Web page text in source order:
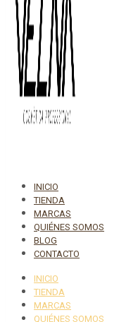
INICIO
TIENDA
MARCAS
QUIÉNES SOMOS
BLOG
CONTACTO
INICIO
TIENDA
MARCAS
QUIÉNES SOMOS